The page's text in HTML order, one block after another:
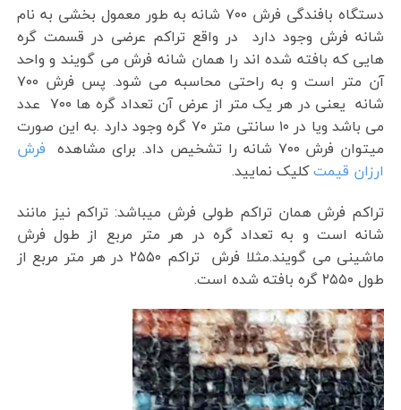
دستگاه بافندگی فرش ۷۰۰ شانه به طور معمول بخشی به نام
شانه فرش وجود دارد در واقع تراکم عرضی در قسمت گره
هایی که بافته شده اند را همان شانه فرش می گویند و واحد
آن متر است و به راحتی محاسبه می شود. پس فرش ۷۰۰
شانه یعنی در هر یک متر از عرض آن تعداد گره ها ۷۰۰ عدد
می باشد ویا در ۱۰ سانتی متر ۷۰ گره وجود دارد .به این صورت
میتوان فرش ۷۰۰ شانه را تشخیص داد. برای مشاهده
فرش
ارزان قیمتکلیک نمایید.
تراکم فرش همان تراکم طولی فرش میباشد: تراکم نیز مانند
شانه است و به تعداد گره در هر متر مربع از طول فرش
ماشینی می گویند.مثلا فرش تراکم ۲۵۵۰ در هر متر مربع از
طول ۲۵۵۰ گره بافته شده است.